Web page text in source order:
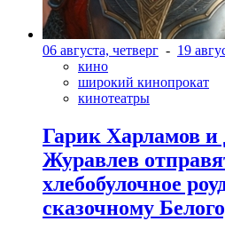
06 августа, четверг - 19
кино
широкий кинопрокат
кинотеатры
Гарик Харламов
Журавлев
хлебобулочное
сказочному